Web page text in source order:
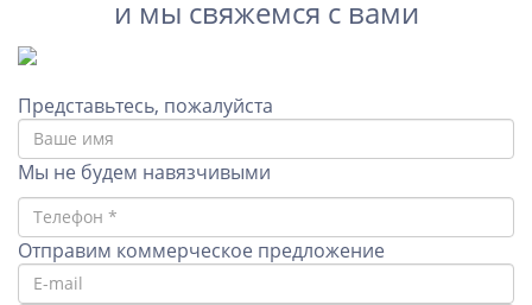
и мы свяжемся с вами
Представьтесь, пожалуйста
Мы не будем навязчивыми
Отправим коммерческое предложение